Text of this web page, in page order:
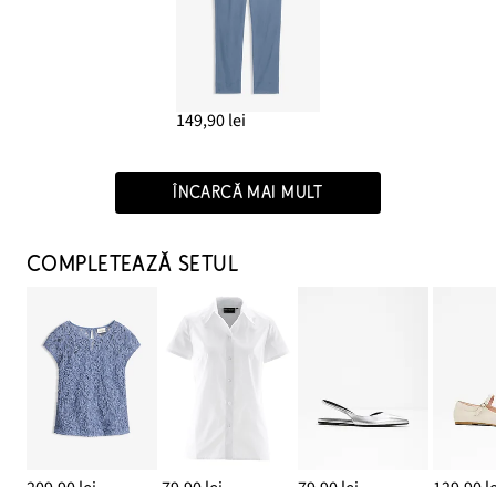
149,90 lei
ÎNCARCĂ MAI MULT
COMPLETEAZĂ SETUL